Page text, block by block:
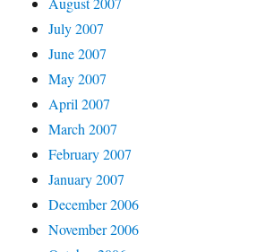
July 2007
June 2007
May 2007
April 2007
March 2007
February 2007
January 2007
December 2006
November 2006